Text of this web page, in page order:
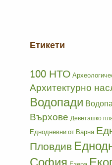
Етикети
100 НТО
Архитектурно
Водопади
Върхове Деветашко
Еднодневни от Варна
Пловдив